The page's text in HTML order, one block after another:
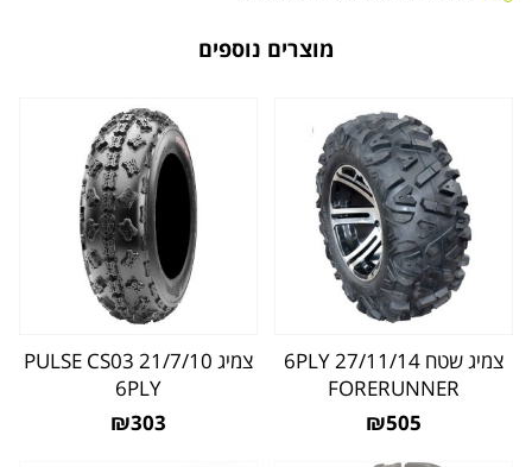
מוצרים נוספים
צמיג שטח 27/11/14 6PLY
FORERUNNER
₪505
צמיג 21/7/10 PULSE CS03
6PLY
₪303